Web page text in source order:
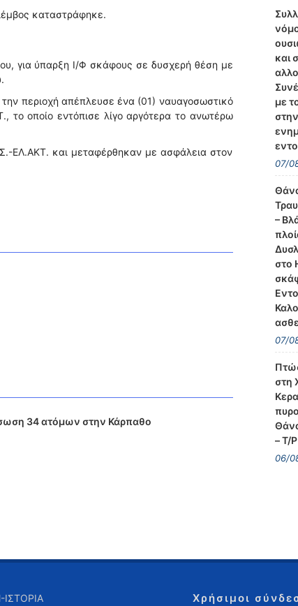
καταστράφηκε.
για ύπαρξη Ι/Φ σκάφους σε δυσχερή θέση με
περιοχή απέπλευσε ένα (01) ναυαγοσωστικό
οποίο εντόπισε λίγο αργότερα το ανωτέρω
ΕΛ.ΑΚΤ. και μεταφέρθηκαν με ασφάλεια στον
34 ατόμων στην Κάρπαθο
και
με
07/
–
στο
07/
στη
– Τ/
06/
Χρήσιμοι